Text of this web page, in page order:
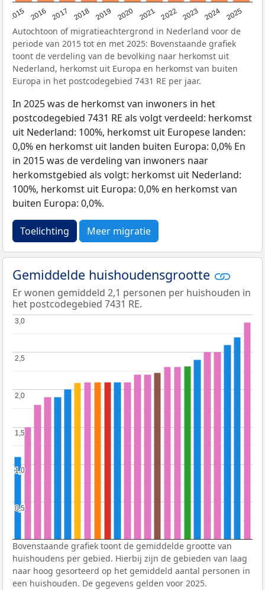
2015 2016 2017 2018 2019 2020 2021 2022 2023 2024 2025
Autochtoon of migratieachtergrond in Nederland voor de
periode van 2015 tot en met 2025: Bovenstaande grafiek
toont de verdeling van de bevolking naar herkomst uit
Nederland, herkomst uit Europa en herkomst van buiten
Europa in het postcodegebied 7431 RE per jaar.
In 2025 was de herkomst van inwoners in het
postcodegebied 7431 RE als volgt verdeeld: herkomst
uit Nederland: 100%, herkomst uit Europese landen:
0,0% en herkomst uit landen buiten Europa: 0,0% En
in 2015 was de verdeling van inwoners naar
herkomstgebied als volgt: herkomst uit Nederland:
100%, herkomst uit Europa: 0,0% en herkomst van
buiten Europa: 0,0%.
Toelichting Meer migratie
Gemiddelde huishoudensgrootte
Er wonen gemiddeld 2,1 personen per huishouden in
het postcodegebied 7431 RE.
0,5
0,5
1,0
1,0
1,5
1,5
2,0
2,0
2,5
2,5
3,0
3,0
Bovenstaande grafiek toont de gemiddelde grootte van
huishoudens per gebied. Hierbij zijn de gebieden van laag
naar hoog gesorteerd op het gemiddeld aantal personen in
een huishouden. De gegevens gelden voor 2025.